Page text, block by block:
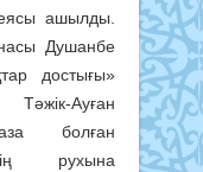
ашылды.
Душанбе
достығы»
Ауған
болған
рухына